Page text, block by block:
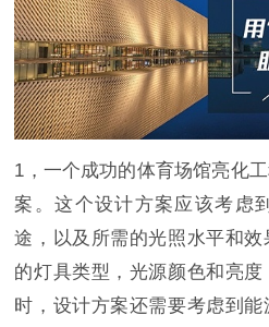
1，一个成功的体育场馆亮化
案。这个设计方案应该考虑
途，以及所需的光照水平和
的灯具类型，光源颜色和亮
时，设计方案还需要考虑到